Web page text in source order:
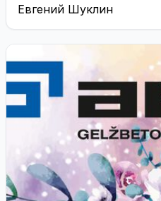
Евгений Шуклин